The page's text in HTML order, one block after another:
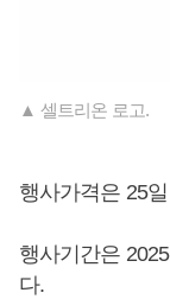
▲ 셀트리온 로고.
행사가격은 25
행사기간은
다.